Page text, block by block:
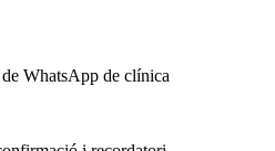
WhatsApp de clínica